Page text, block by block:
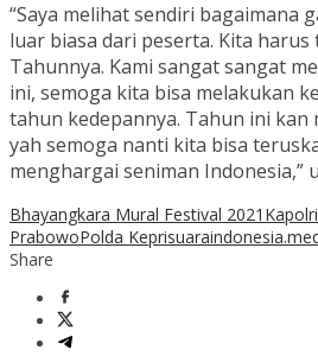
“Saya melihat sendiri bagaimana
luar biasa dari peserta. Kita
Tahunnya. Kami sangat sangat
ini, semoga kita bisa melakukan
tahun kedepannya. Tahun ini kan
yah semoga nanti kita bisa
menghargai seniman Indonesia,”
Bhayangkara Mural Festival 2021
PrabowoPolda Kepri
Share